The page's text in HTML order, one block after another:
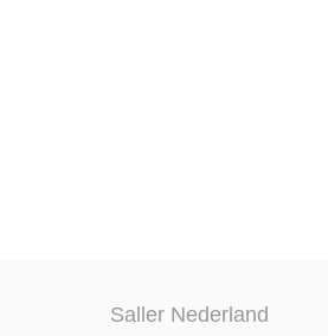
Saller Nederland